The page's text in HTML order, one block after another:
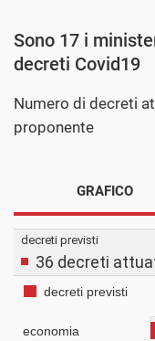
Sono 17 i
decreti Covid19
Numero di decreti
proponente
GRAFICO